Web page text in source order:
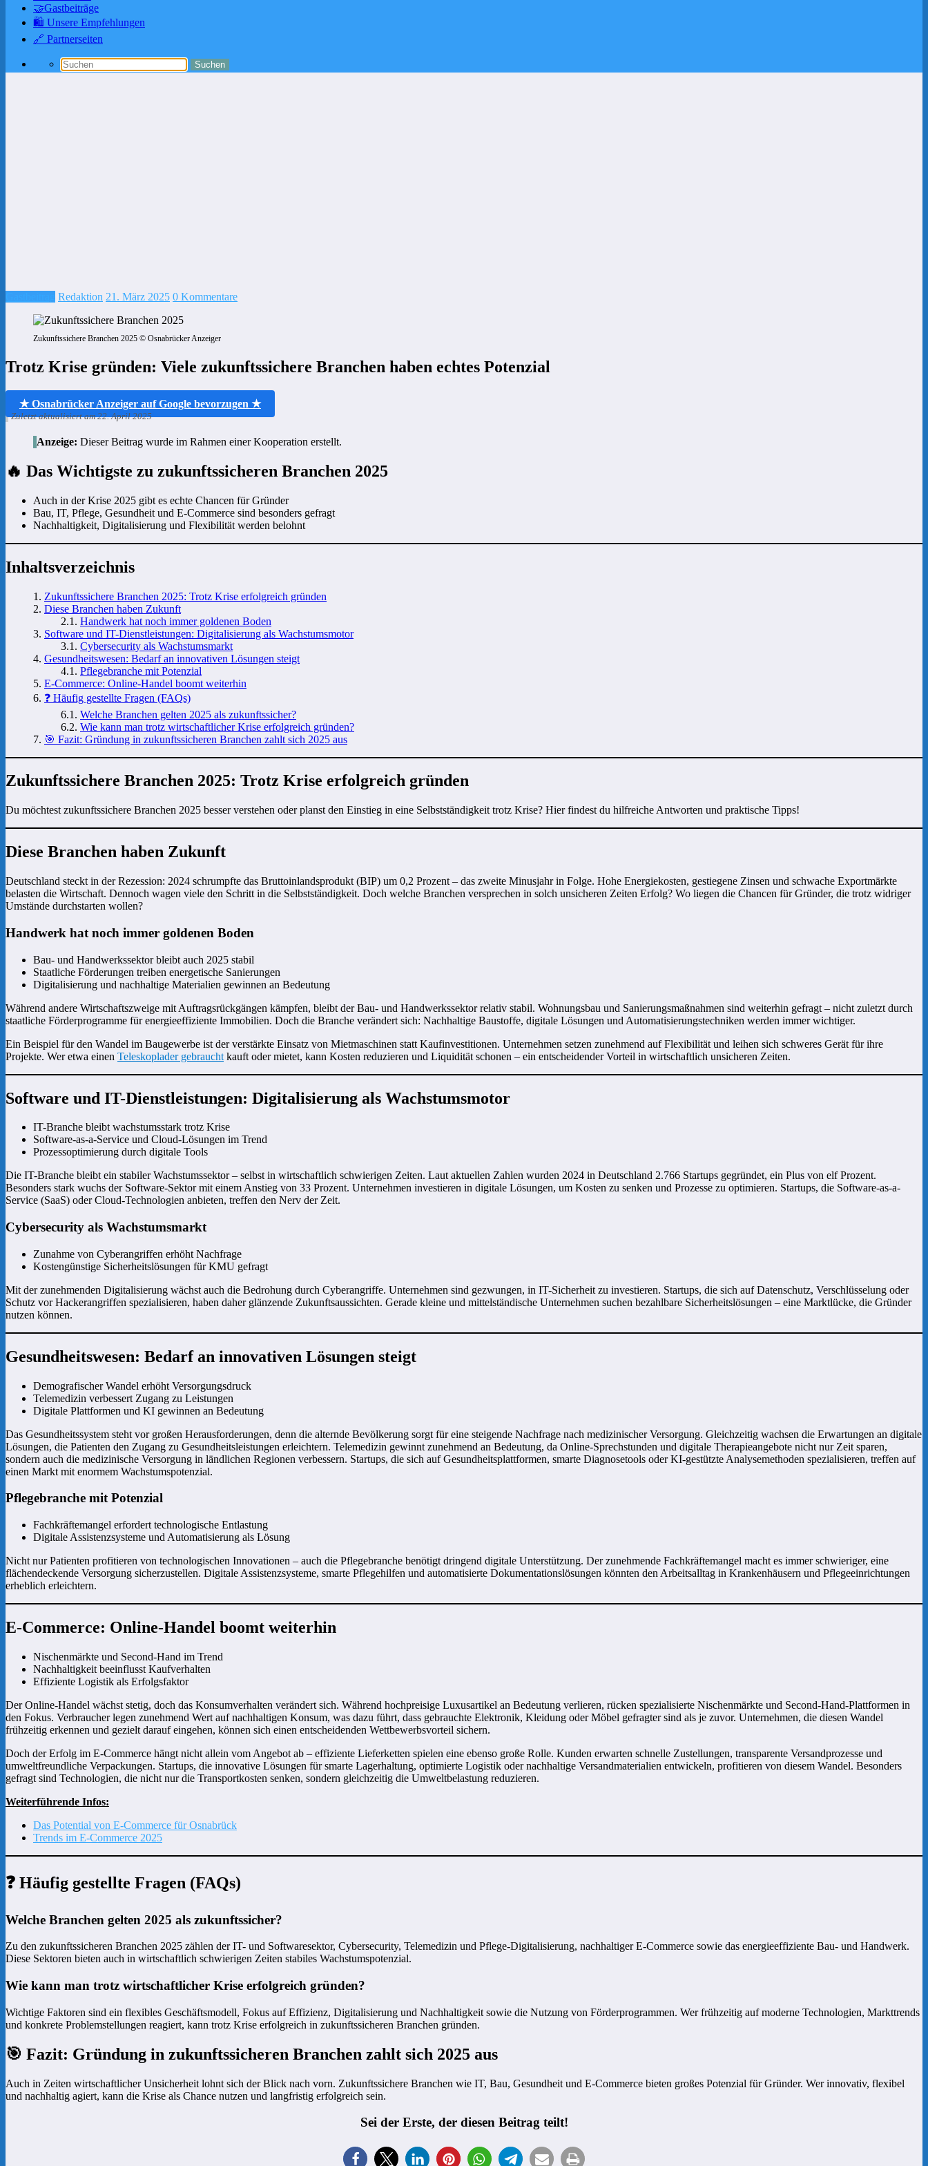
🤝Gastbeiträge
🛍️ Unsere Empfehlungen
🔗 Partnerseiten
Redaktion 21. März 2025 0 Kommentare
Zukunftssichere Branchen 2025 © Osnabrücker Anzeiger
Trotz Krise gründen: Viele zukunftssichere Branchen haben echtes Potenzial
★ Osnabrücker Anzeiger auf Google bevorzugen ★
Zuletzt aktualisiert am 22. April 2025
Anzeige: Dieser Beitrag wurde im Rahmen einer Kooperation erstellt.
🔥 Das Wichtigste zu zukunftssicheren Branchen 2025
Auch in der Krise 2025 gibt es echte Chancen für Gründer
Bau, IT, Pflege, Gesundheit und E-Commerce sind besonders gefragt
Nachhaltigkeit, Digitalisierung und Flexibilität werden belohnt
Inhaltsverzeichnis
Zukunftssichere Branchen 2025: Trotz Krise erfolgreich gründen
Diese Branchen haben Zukunft
Handwerk hat noch immer goldenen Boden
Software und IT-Dienstleistungen: Digitalisierung als Wachstumsmotor
Cybersecurity als Wachstumsmarkt
Gesundheitswesen: Bedarf an innovativen Lösungen steigt
Pflegebranche mit Potenzial
E-Commerce: Online-Handel boomt weiterhin
❓ Häufig gestellte Fragen (FAQs)
Welche Branchen gelten 2025 als zukunftssicher?
Wie kann man trotz wirtschaftlicher Krise erfolgreich gründen?
🎯 Fazit: Gründung in zukunftssicheren Branchen zahlt sich 2025 aus
Zukunftssichere Branchen 2025: Trotz Krise erfolgreich gründen
Du möchtest zukunftssichere Branchen 2025 besser verstehen oder planst den Einstieg in eine Selbstständigkeit trotz Krise? Hier findest du hilfreiche Antworten und praktische Tipps!
Diese Branchen haben Zukunft
Deutschland steckt in der Rezession: 2024 schrumpfte das Bruttoinlandsprodukt (BIP) um 0,2 Prozent – das zweite Minusjahr in Folge. Hohe Energiekosten, gestiegene Zinsen und schwache Exportmärkte
belasten die Wirtschaft. Dennoch wagen viele den Schritt in die Selbstständigkeit. Doch welche Branchen versprechen in solch unsicheren Zeiten Erfolg? Wo liegen die Chancen für Gründer, die trotz widriger
Umstände durchstarten wollen?
Handwerk hat noch immer goldenen Boden
Bau- und Handwerkssektor bleibt auch 2025 stabil
Staatliche Förderungen treiben energetische Sanierungen
Digitalisierung und nachhaltige Materialien gewinnen an Bedeutung
Während andere Wirtschaftszweige mit Auftragsrückgängen kämpfen, bleibt der Bau- und Handwerkssektor relativ stabil. Wohnungsbau und Sanierungsmaßnahmen sind weiterhin gefragt – nicht zuletzt durch
staatliche Förderprogramme für energieeffiziente Immobilien. Doch die Branche verändert sich: Nachhaltige Baustoffe, digitale Lösungen und Automatisierungstechniken werden immer wichtiger.
Ein Beispiel für den Wandel im Baugewerbe ist der verstärkte Einsatz von Mietmaschinen statt Kaufinvestitionen. Unternehmen setzen zunehmend auf Flexibilität und leihen sich schweres Gerät für ihre
Projekte. Wer etwa einen Teleskoplader gebraucht kauft oder mietet, kann Kosten reduzieren und Liquidität schonen – ein entscheidender Vorteil in wirtschaftlich unsicheren Zeiten.
Software und IT-Dienstleistungen: Digitalisierung als Wachstumsmotor
IT-Branche bleibt wachstumsstark trotz Krise
Software-as-a-Service und Cloud-Lösungen im Trend
Prozessoptimierung durch digitale Tools
Die IT-Branche bleibt ein stabiler Wachstumssektor – selbst in wirtschaftlich schwierigen Zeiten. Laut aktuellen Zahlen wurden 2024 in Deutschland 2.766 Startups gegründet, ein Plus von elf Prozent.
Besonders stark wuchs der Software-Sektor mit einem Anstieg von 33 Prozent. Unternehmen investieren in digitale Lösungen, um Kosten zu senken und Prozesse zu optimieren. Startups, die Software-as-a-
Service (SaaS) oder Cloud-Technologien anbieten, treffen den Nerv der Zeit.
Cybersecurity als Wachstumsmarkt
Zunahme von Cyberangriffen erhöht Nachfrage
Kostengünstige Sicherheitslösungen für KMU gefragt
Mit der zunehmenden Digitalisierung wächst auch die Bedrohung durch Cyberangriffe. Unternehmen sind gezwungen, in IT-Sicherheit zu investieren. Startups, die sich auf Datenschutz, Verschlüsselung oder
Schutz vor Hackerangriffen spezialisieren, haben daher glänzende Zukunftsaussichten. Gerade kleine und mittelständische Unternehmen suchen bezahlbare Sicherheitslösungen – eine Marktlücke, die Gründer
nutzen können.
Gesundheitswesen: Bedarf an innovativen Lösungen steigt
Demografischer Wandel erhöht Versorgungsdruck
Telemedizin verbessert Zugang zu Leistungen
Digitale Plattformen und KI gewinnen an Bedeutung
Das Gesundheitssystem steht vor großen Herausforderungen, denn die alternde Bevölkerung sorgt für eine steigende Nachfrage nach medizinischer Versorgung. Gleichzeitig wachsen die Erwartungen an digitale
Lösungen, die Patienten den Zugang zu Gesundheitsleistungen erleichtern. Telemedizin gewinnt zunehmend an Bedeutung, da Online-Sprechstunden und digitale Therapieangebote nicht nur Zeit sparen,
sondern auch die medizinische Versorgung in ländlichen Regionen verbessern. Startups, die sich auf Gesundheitsplattformen, smarte Diagnosetools oder KI-gestützte Analysemethoden spezialisieren, treffen auf
einen Markt mit enormem Wachstumspotenzial.
Pflegebranche mit Potenzial
Fachkräftemangel erfordert technologische Entlastung
Digitale Assistenzsysteme und Automatisierung als Lösung
Nicht nur Patienten profitieren von technologischen Innovationen – auch die Pflegebranche benötigt dringend digitale Unterstützung. Der zunehmende Fachkräftemangel macht es immer schwieriger, eine
flächendeckende Versorgung sicherzustellen. Digitale Assistenzsysteme, smarte Pflegehilfen und automatisierte Dokumentationslösungen könnten den Arbeitsalltag in Krankenhäusern und Pflegeeinrichtungen
erheblich erleichtern.
E-Commerce: Online-Handel boomt weiterhin
Nischenmärkte und Second-Hand im Trend
Nachhaltigkeit beeinflusst Kaufverhalten
Effiziente Logistik als Erfolgsfaktor
Der Online-Handel wächst stetig, doch das Konsumverhalten verändert sich. Während hochpreisige Luxusartikel an Bedeutung verlieren, rücken spezialisierte Nischenmärkte und Second-Hand-Plattformen in
den Fokus. Verbraucher legen zunehmend Wert auf nachhaltigen Konsum, was dazu führt, dass gebrauchte Elektronik, Kleidung oder Möbel gefragter sind als je zuvor. Unternehmen, die diesen Wandel
frühzeitig erkennen und gezielt darauf eingehen, können sich einen entscheidenden Wettbewerbsvorteil sichern.
Doch der Erfolg im E-Commerce hängt nicht allein vom Angebot ab – effiziente Lieferketten spielen eine ebenso große Rolle. Kunden erwarten schnelle Zustellungen, transparente Versandprozesse und
umweltfreundliche Verpackungen. Startups, die innovative Lösungen für smarte Lagerhaltung, optimierte Logistik oder nachhaltige Versandmaterialien entwickeln, profitieren von diesem Wandel. Besonders
gefragt sind Technologien, die nicht nur die Transportkosten senken, sondern gleichzeitig die Umweltbelastung reduzieren.
Weiterführende Infos:
Das Potential von E-Commerce für Osnabrück
Trends im E-Commerce 2025
❓ Häufig gestellte Fragen (FAQs)
Welche Branchen gelten 2025 als zukunftssicher?
Zu den zukunftssicheren Branchen 2025 zählen der IT- und Softwaresektor, Cybersecurity, Telemedizin und Pflege-Digitalisierung, nachhaltiger E-Commerce sowie das energieeffiziente Bau- und Handwerk.
Diese Sektoren bieten auch in wirtschaftlich schwierigen Zeiten stabiles Wachstumspotenzial.
Wie kann man trotz wirtschaftlicher Krise erfolgreich gründen?
Wichtige Faktoren sind ein flexibles Geschäftsmodell, Fokus auf Effizienz, Digitalisierung und Nachhaltigkeit sowie die Nutzung von Förderprogrammen. Wer frühzeitig auf moderne Technologien, Markttrends
und konkrete Problemstellungen reagiert, kann trotz Krise erfolgreich in zukunftssicheren Branchen gründen.
🎯 Fazit: Gründung in zukunftssicheren Branchen zahlt sich 2025 aus
Auch in Zeiten wirtschaftlicher Unsicherheit lohnt sich der Blick nach vorn. Zukunftssichere Branchen wie IT, Bau, Gesundheit und E-Commerce bieten großes Potenzial für Gründer. Wer innovativ, flexibel
und nachhaltig agiert, kann die Krise als Chance nutzen und langfristig erfolgreich sein.
Sei der Erste, der diesen Beitrag teilt!